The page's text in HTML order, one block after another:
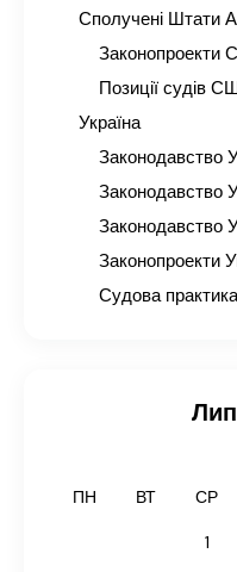
Сполучені Штати
Законопроекти
Позиції судів
Україна
Законодавство
Законодавство
Законодавство
Законопроекти
Судова практика
ПН ВТ СР
1